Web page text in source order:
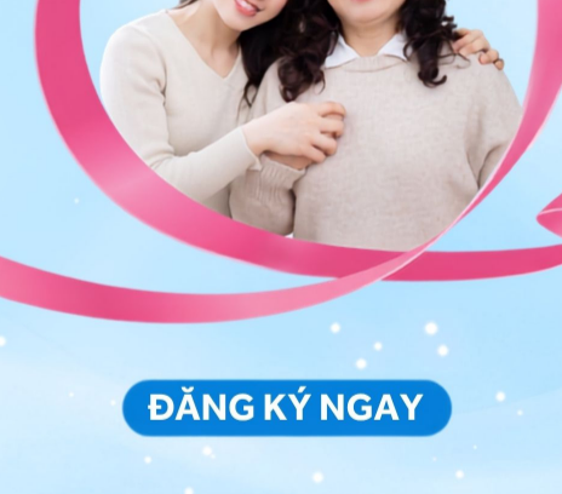
bóng) trở về tư thế thẳng đầu gối. Trong quá trình
hông và đùi.
lần.